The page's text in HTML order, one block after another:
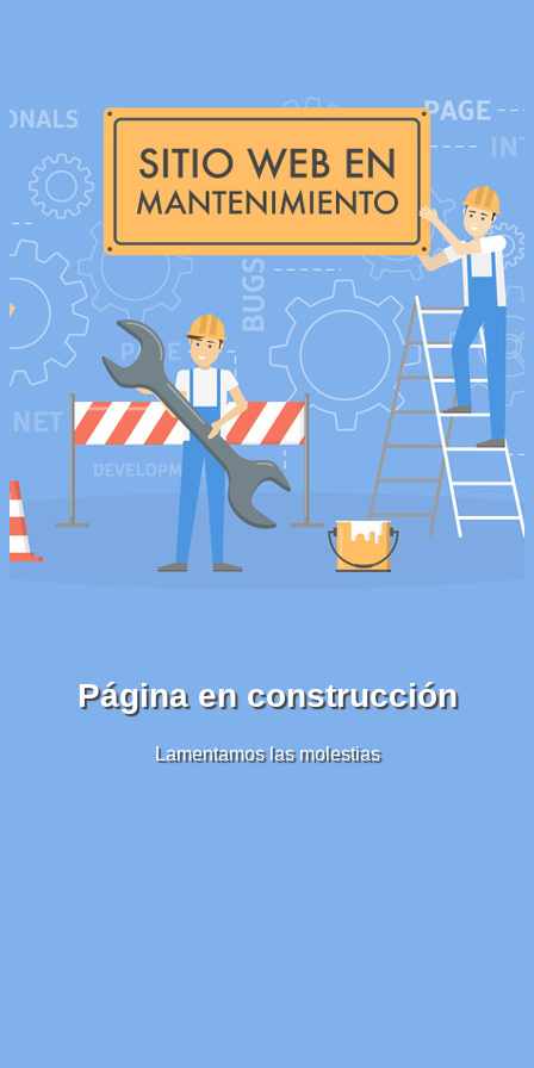
Página en construcción
Lamentamos las molestias